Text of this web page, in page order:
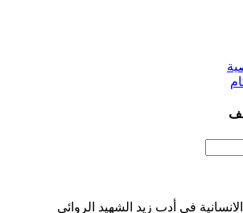
في أدب زيد الشهيد الروائي